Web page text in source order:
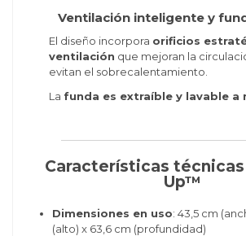
Ventilación inteligente y
El diseño incorpora orificios
ventilación que mejoran la
evitan el sobrecalentamiento.
La funda es extraíble y lavable a
Características técnicas
Up™
Dimensiones en uso: 43,5 cm
(alto) x 63,6 cm (profundidad)